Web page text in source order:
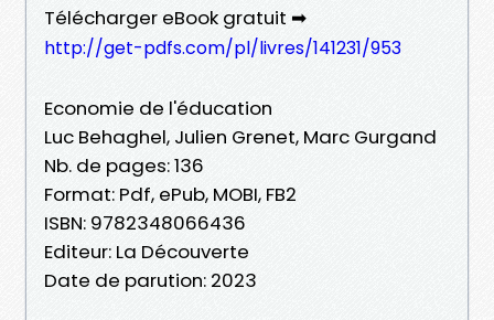
Télécharger eBook gratuit ➡
http://get-pdfs.com/pl/livres/141231/953
Economie de l'éducation
Luc Behaghel, Julien Grenet, Marc Gurgand
Nb. de pages: 136
Format: Pdf, ePub, MOBI, FB2
ISBN: 9782348066436
Editeur: La Découverte
Date de parution: 2023